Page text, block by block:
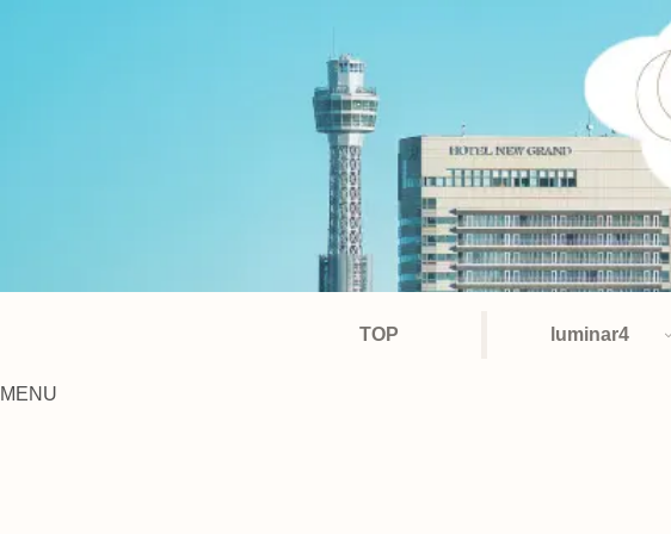
TOP luminar4
MENU